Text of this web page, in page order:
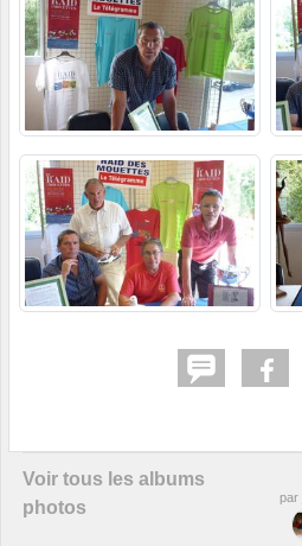
Voir tous les albums
photos
par